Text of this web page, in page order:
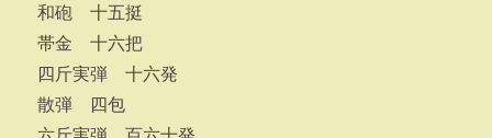
和砲 十五挺
帯金 十六把
四斤実弾 十六発
散弾 四包